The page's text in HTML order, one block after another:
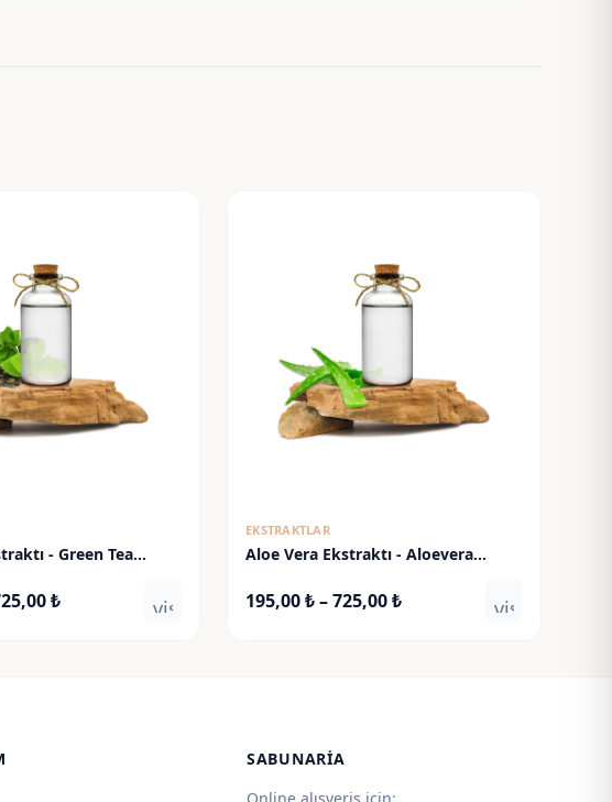
- Green Tea
₺Fiyat
visibility
EKSTRAKTLAR
Aloe Vera Ekstraktı - Aloevera
195,00₺–725,00₺Fiyat
visibility
SABUNARIA